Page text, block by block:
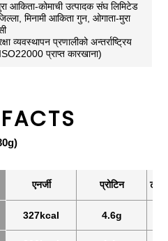
आकिता-कोमाची उत्पादक संघ लिमिटेड
मिनामी आकिता गुन, ओगाता-मुरा
व्यवस्थापन प्रणालीको अन्तर्राष्ट्रिय
प्राप्त कारखाना)
एनर्जी प्रोटिन टो
327kcal 4.6g